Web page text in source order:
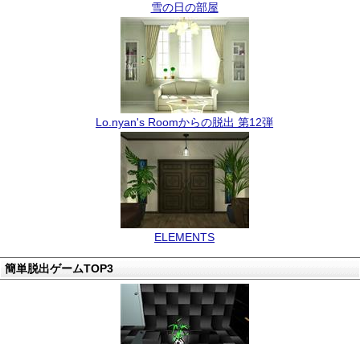
雪の日の部屋
Lo.nyan's Roomからの脱出 第12弾
ELEMENTS
簡単脱出ゲームTOP3